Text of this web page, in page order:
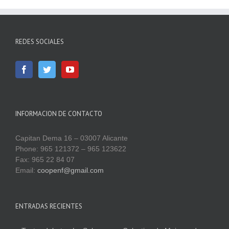
REDES SOCIALES
INFORMACION DE CONTACTO
Capitan Dema 16 – 03007 Alicante
Phone: 965 121372 – 965 123622
Fax: 965 22 84 07
Email: coopenf@gmail.com
ENTRADAS RECIENTES